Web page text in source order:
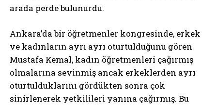
arada perde bulunurdu.
Ankara’da bir öğretmenler kongresinde, erkek
ve kadınların ayrı ayrı oturtulduğunu gören
Mustafa Kemal, kadın öğretmenleri çağırmış
olmalarına sevinmiş ancak erkeklerden ayrı
oturtulduklarını gördükten sonra çok
sinirlenerek yetkilileri yanına çağırmış. Bu